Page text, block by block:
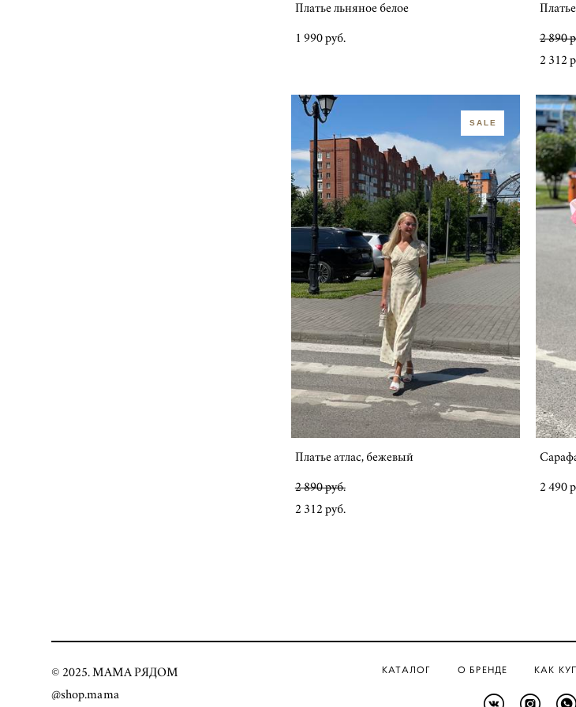
Платье льняное белое
1 990 pуб.
2 890
2 312
SALE
Платье атлас, бежевый
2 890 pуб.
2 312 pуб.
2 490
© 2025. МАМА РЯДОМ
@shop.mama
КАТАЛОГ О БРЕНДЕ КАК